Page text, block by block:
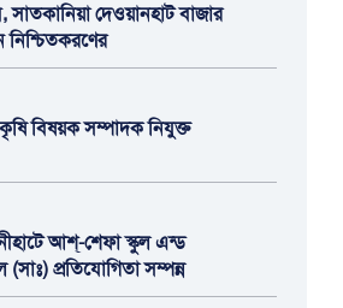
সাতকানিয়া দেওয়ানহাট বাজার
নিশ্চিতকরণের
কৃষি বিষয়ক সম্পাদক নিযুক্ত
আশ্-শেফা স্কুল এন্ড
প্রতিযোগিতা সম্পন্ন